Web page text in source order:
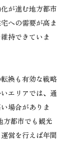
が進む地方都市
への需要が高ま
持できていま
換も有効な戦略
エリアでは、通
場合がありま
方都市でも観光
営を行えば年間